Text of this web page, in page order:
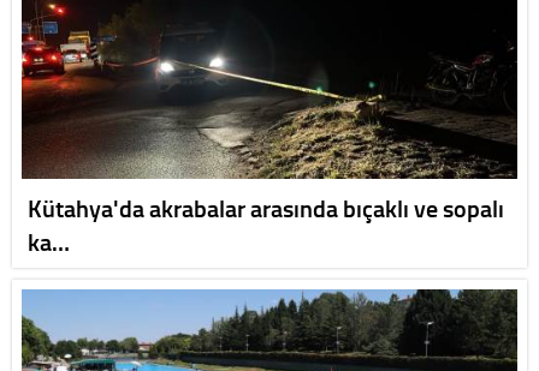
Kütahya'da akrabalar arasında bıçaklı ve sopalı
ka…